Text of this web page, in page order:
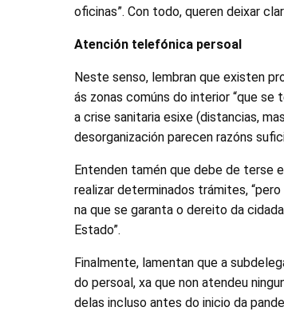
oficinas”. Con todo, queren deixar
Atención telefónica persoal
Neste senso, lembran que existen
ás zonas comúns do interior “que
a crise sanitaria esixe (distancias,
desorganización parecen razóns
Entenden tamén que debe de terse
realizar determinados trámites,
na que se garanta o dereito da
Estado”.
Finalmente, lamentan que a
do persoal, xa que non atendeu
delas incluso antes do inicio da